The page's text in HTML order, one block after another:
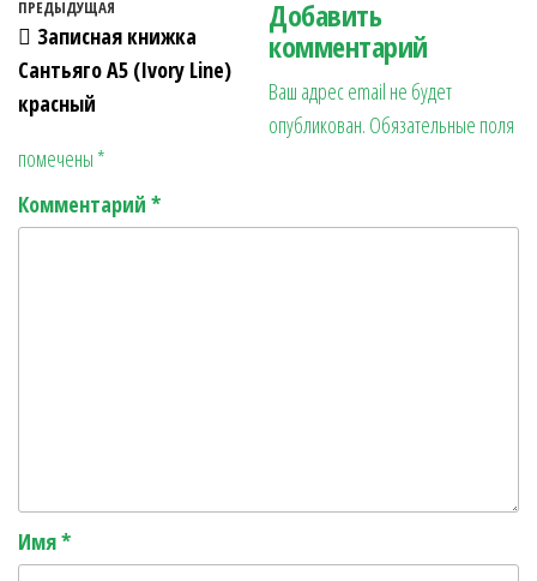
bo
ok
er
es
gr
a n
ра
в
ит
ь
Навигация по записям
Предыдущая запись
ПРЕДЫДУЩАЯ
Записная книжка
Сантьяго А5 (Ivory Line)
красный
Добавить
комментарий
Ваш адрес email не будет
опубликован. Обязательные поля
помечены *
Комментарий *
Имя*